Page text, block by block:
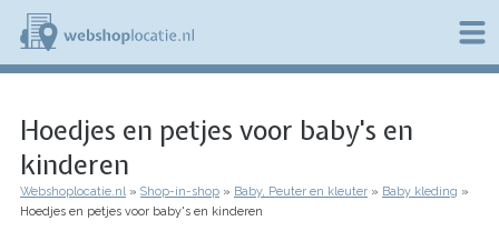
Overslaan
naar
de
b
s
h
p
Hoedjes en petjes voor baby's en
kinderen
Kruimelpad
Webshoplocatie.nl Shop-in-shop Baby, Peuter en kleuter
Baby kleding
Hoedjes en petjes voor baby's en kinderen